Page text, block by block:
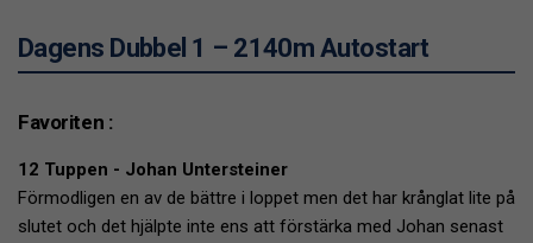
Dagens Dubbel 1 – 2140m Autostart
Favoriten :
12 Tuppen - Johan Untersteiner
Förmodligen en av de bättre i loppet men det har krånglat lite på
slutet och det hjälpte inte ens att förstärka med Johan senast